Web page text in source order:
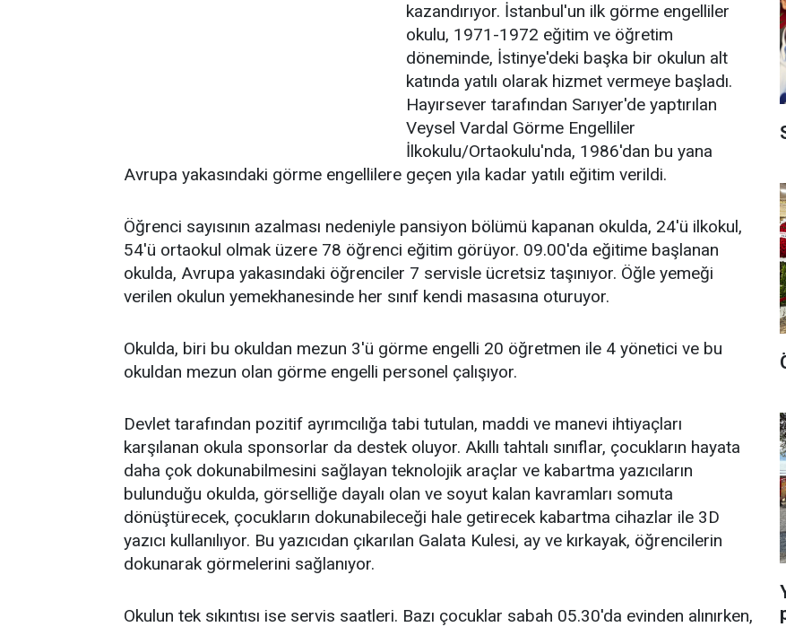
kazandırıyor. İstanbul'un ilk görme engelliler
okulu, 1971-1972 eğitim ve öğretim
döneminde, İstinye'deki başka bir okulun alt
katında yatılı olarak hizmet vermeye başladı.
Hayırsever tarafından Sarıyer'de yaptırılan
Veysel Vardal Görme Engelliler
İlkokulu/Ortaokulu'nda, 1986'dan bu yana
Avrupa yakasındaki görme engellilere geçen yıla kadar yatılı eğitim verildi.
Öğrenci sayısının azalması nedeniyle pansiyon bölümü kapanan okulda, 24'ü ilkokul,
54'ü ortaokul olmak üzere 78 öğrenci eğitim görüyor. 09.00'da eğitime başlanan
okulda, Avrupa yakasındaki öğrenciler 7 servisle ücretsiz taşınıyor. Öğle yemeği
verilen okulun yemekhanesinde her sınıf kendi masasına oturuyor.
Okulda, biri bu okuldan mezun 3'ü görme engelli 20 öğretmen ile 4 yönetici ve bu
okuldan mezun olan görme engelli personel çalışıyor.
Devlet tarafından pozitif ayrımcılığa tabi tutulan, maddi ve manevi ihtiyaçları
karşılanan okula sponsorlar da destek oluyor. Akıllı tahtalı sınıflar, çocukların hayata
daha çok dokunabilmesini sağlayan teknolojik araçlar ve kabartma yazıcıların
bulunduğu okulda, görselliğe dayalı olan ve soyut kalan kavramları somuta
dönüştürecek, çocukların dokunabileceği hale getirecek kabartma cihazlar ile 3D
yazıcı kullanılıyor. Bu yazıcıdan çıkarılan Galata Kulesi, ay ve kırkayak, öğrencilerin
dokunarak görmelerini sağlanıyor.
Okulun tek sıkıntısı ise servis saatleri. Bazı çocuklar sabah 05.30'da evinden alınırken,